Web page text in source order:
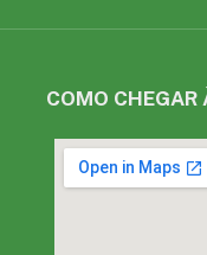
COMO CHEGAR